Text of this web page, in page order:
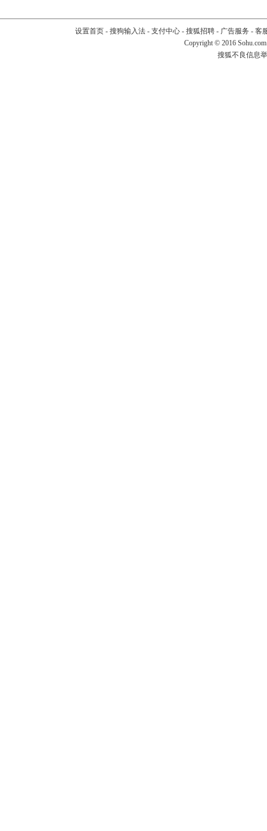
设置首页- 搜狗输入法- 支付中心- 搜狐招聘- 广告服务 - 客
Copyright © 2016
搜狐不良信息